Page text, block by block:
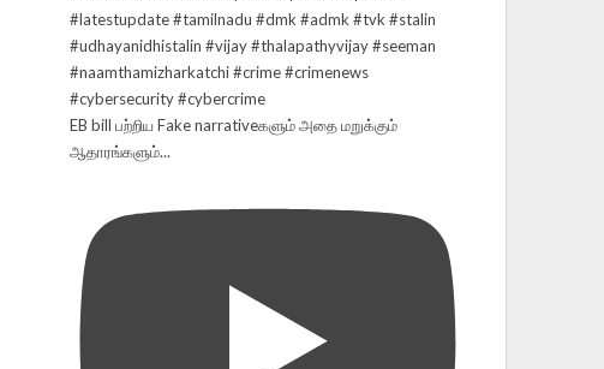
EB bill பற்றிய Fake narrativeகளும் அதை மறுக்கும்
ஆதாரங்களும்...